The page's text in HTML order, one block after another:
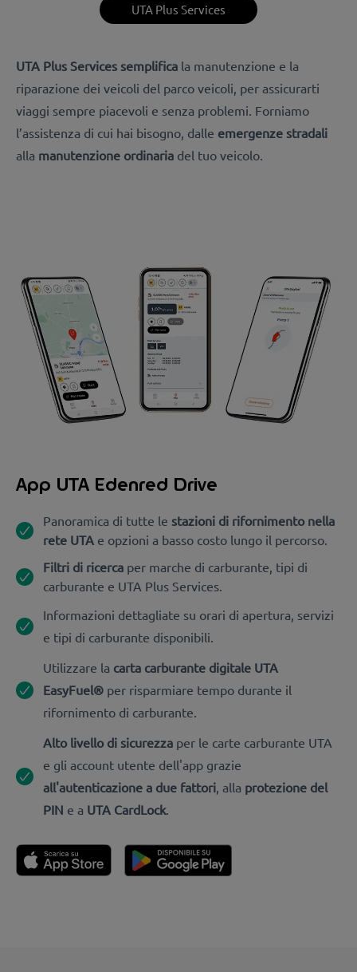
UTA Plus Services
UTA Plus Services semplifica la manutenzione e la
riparazione dei veicoli del parco veicoli, per assicurarti
viaggi sempre piacevoli e senza problemi. Forniamo
l’assistenza di cui hai bisogno, dalle emergenze stradali
alla manutenzione ordinaria del tuo veicolo.
App UTA Edenred Drive
Panoramica di tutte le stazioni di rifornimento nella
rete UTA e opzioni a basso costo lungo il percorso.
Filtri di ricerca per marche di carburante, tipi di
carburante e UTA Plus Services.
Informazioni dettagliate su orari di apertura, servizi
e tipi di carburante disponibili.
Utilizzare la carta carburante digitale UTA
EasyFuel® per risparmiare tempo durante il
rifornimento di carburante.
Alto livello di sicurezza per le carte carburante UTA
e gli account utente dell'app grazie
all'autenticazione a due fattori , alla protezione del
PIN e a UTA CardLock.